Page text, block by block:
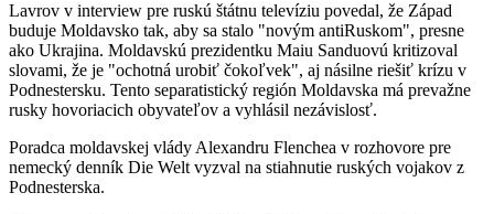
Lavrov v interview pre ruskú štátnu televíziu povedal, že Západ
buduje Moldavsko tak, aby sa stalo "novým antiRuskom", presne
ako Ukrajina. Moldavskú prezidentku Maiu Sanduovú kritizoval
slovami, že je "ochotná urobiť čokoľvek", aj násilne riešiť krízu v
Podnestersku. Tento separatistický región Moldavska má prevažne
rusky hovoriacich obyvateľov a vyhlásil nezávislosť.
Poradca moldavskej vlády Alexandru Flenchea v rozhovore pre
nemecký denník Die Welt vyzval na stiahnutie ruských vojakov z
Podnesterska.